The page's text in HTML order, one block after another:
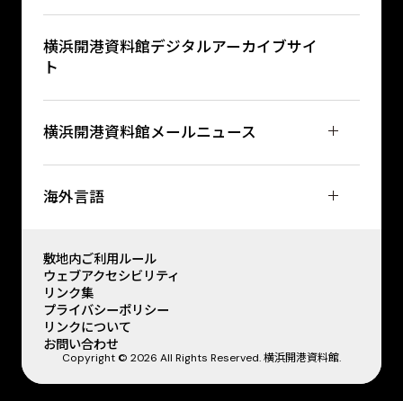
横浜開港資料館デジタルアーカイブサイ
ト
横浜開港資料館メールニュース
海外言語
敷地内ご利用ルール
ウェブアクセシビリティ
リンク集
プライバシーポリシー
リンクについて
お問い合わせ
Copyright © 2026 All Rights Reserved. 横浜開港資料館.